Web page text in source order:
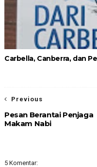
Carbella, Canberra, dan
Previous
Pesan Berantai Penjaga
Makam Nabi
5 Komentar: